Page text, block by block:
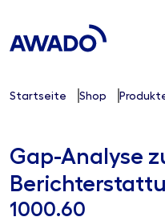
Startseite Shop
Gap-Analyse
1000.60